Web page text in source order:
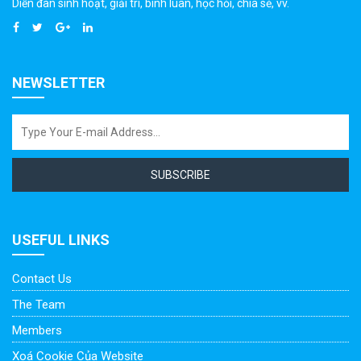
Diễn đàn sinh hoạt, giải trí, bình luân, học hỏi, chia sẻ, vv.
NEWSLETTER
SUBSCRIBE
USEFUL LINKS
Contact Us
The Team
Members
Xoá Cookie Của Website